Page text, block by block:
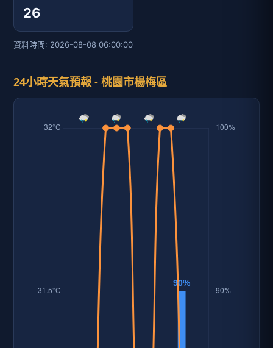
26
資料時間: 2026-08-08 06:00:00
24小時天氣預報 - 桃園市楊梅區